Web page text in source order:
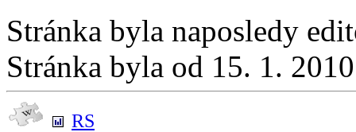
Stránka byla naposledy
Stránka byla od 15. 1.
RS